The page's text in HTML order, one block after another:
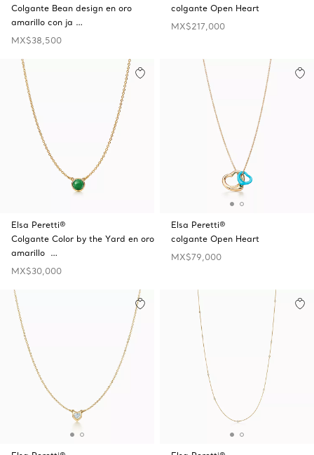
Colgante Bean design en oro
amarillo con ja …
MX$38,500
colgante Open Heart
MX$217,000
Elsa Peretti®
Colgante Color by the Yard en oro
amarillo …
MX$30,000
Elsa Peretti®
colgante Open Heart
MX$79,000